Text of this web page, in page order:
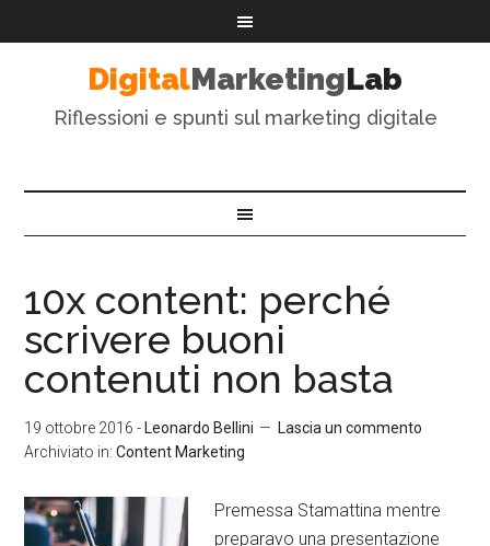
DigitalMarketingLab
Riflessioni e spunti sul marketing digitale
10x content: perché
scrivere buoni
contenuti non basta
19 ottobre 2016 - Leonardo Bellini
Lascia un commento
Archiviato in:Content Marketing
Premessa Stamattina mentre
preparavo una presentazione